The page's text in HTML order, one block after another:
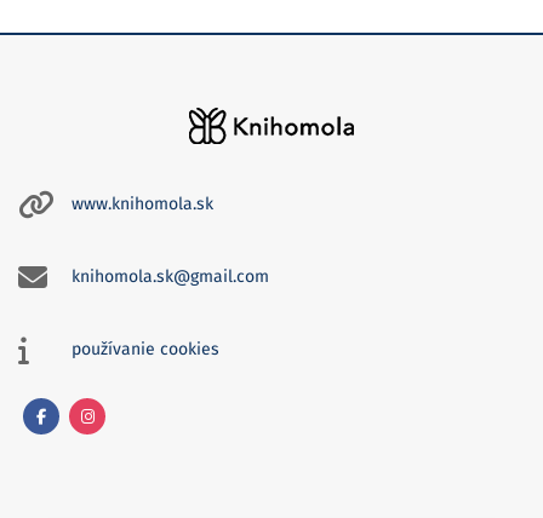
www.knihomola.sk
knihomola.sk@gmail.com
používanie cookies